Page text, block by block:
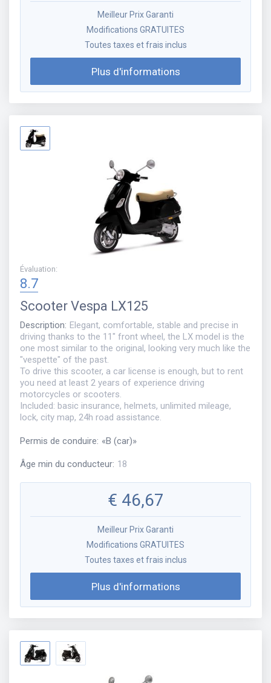
Meilleur Prix Garanti
Modifications GRATUITES
Toutes taxes et frais inclus
Plus d'informations
Évaluation:
8.7
Scooter Vespa LX125
Description: Elegant, comfortable, stable and precise in
driving thanks to the 11" front wheel, the LX model is the
one most similar to the original, looking very much like the
"vespette" of the past.
To drive this scooter, a car license is enough, but to rent
you need at least 2 years of experience driving
motorcycles or scooters.
Included: basic insurance, helmets, unlimited mileage,
lock, city map, 24h road assistance.
Permis de conduire: «B (car)»
Âge min du conducteur: 18
€ 46,67
Meilleur Prix Garanti
Modifications GRATUITES
Toutes taxes et frais inclus
Plus d'informations